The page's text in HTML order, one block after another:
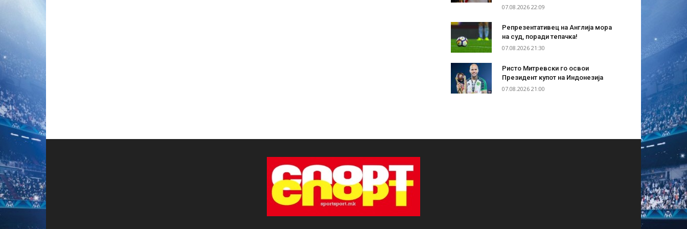
07.08.2026 22:09
Репрезентативец на Англија мора
на суд, поради тепачка!
07.08.2026 21:30
Ристо Митревски го освои
Президент купот на Индонезија
07.08.2026 21:00